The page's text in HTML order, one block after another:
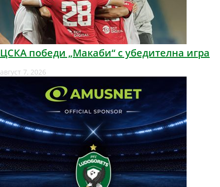
ЦСКА победи „Макаби“ с убедителна игра
август 7, 2026